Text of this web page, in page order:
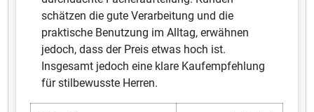
schätzen die gute Verarbeitung und die
praktische Benutzung im Alltag, erwähnen
jedoch, dass der Preis etwas hoch ist.
Insgesamt jedoch eine klare Kaufempfehlung
für stilbewusste Herren.